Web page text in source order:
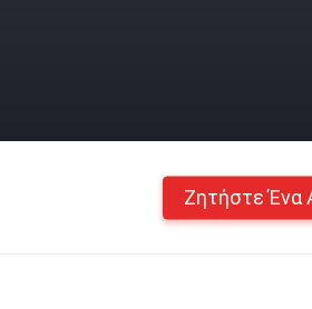
Ζητήστε Ένα